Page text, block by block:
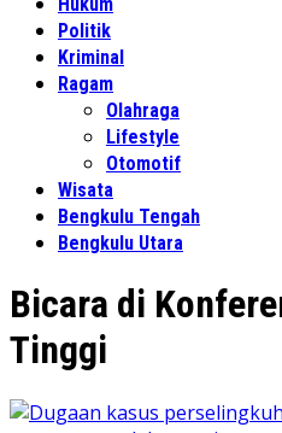
Politik
Kriminal
Ragam
Olahraga
Lifestyle
Otomotif
Wisata
Bengkulu Tengah
Bengkulu Utara
Bicara di
Tinggi